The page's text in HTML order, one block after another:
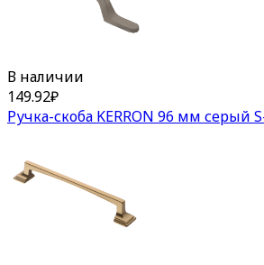
В наличии
149.92₽
Ручка-скоба KERRON 96 мм серый